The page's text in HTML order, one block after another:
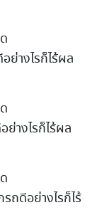
ย่างไรก็ไร้ผล
างไรก็ไร้ผล
ถดีอย่างไรก็ไร้